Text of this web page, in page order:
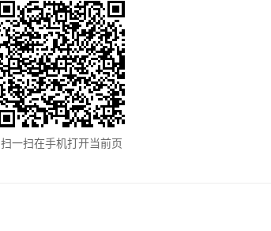
扫一扫在手机打开当前页